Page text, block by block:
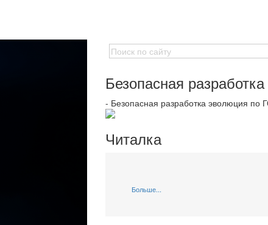
Безопасная разработка
- Безопасная разработка эволюция по
Читалка
Больше...